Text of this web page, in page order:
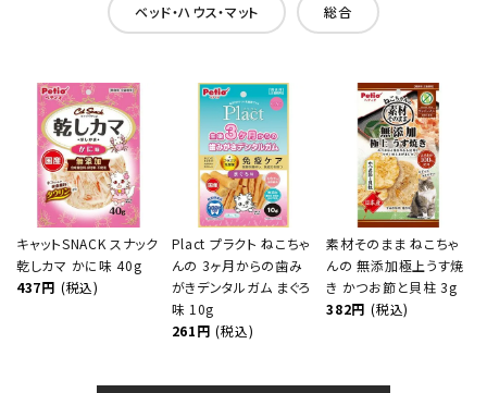
ベッド・ハウス・マット 総合
キャットSNACK スナック
乾しカマ かに味 40g
437円 (税込)
Plact プラクト ねこちゃ
んの 3ヶ月からの歯み
がきデンタルガム まぐろ
味 10g
261円 (税込)
素材そのまま ねこちゃ
んの 無添加極上うす焼
き かつお節と貝柱 3g
382円 (税込)